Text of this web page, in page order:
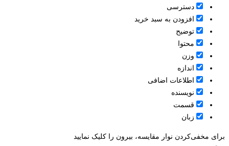
دسترسی
افزودن به سبد خرید
توضیح
محتوا
وزن
اندازه
اطلاعات اضافی
نویسنده
قسمت
زبان
برای مخفی‌کردن نوار مقایسه، بیرون را کلیک نمایید